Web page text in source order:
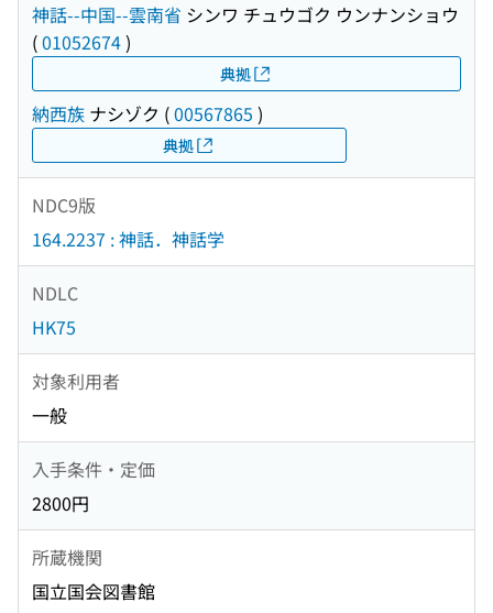
神話--中国--雲南省 シンワ チュウゴク ウンナンショウ
(01052674)
典拠
納西族 ナシゾク (00567865 )
典拠
NDC9版
164.2237 : 神話．神話学
NDLC
HK75
対象利用者
一般
入手条件・定価
2800円
所蔵機関
国立国会図書館